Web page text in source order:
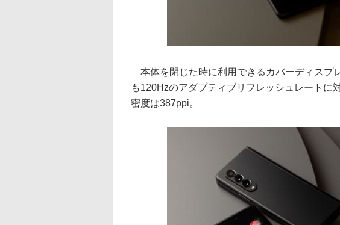
本体を閉じた時に利用できるカバーディスプ
も120Hzのアダプティブリフレッシュレートに
密度は387ppi。